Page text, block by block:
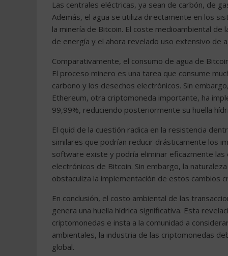
Las centrales eléctricas, ya sean de carbón, de
Además, el agua se utiliza directamente en los
la minería de Bitcoin. El coste medioambiental
de energía y el ahora revelado uso extensivo de
Comparativamente, el consumo de agua de
El proceso minero es una tarea que consume
carbono y los desechos electrónicos. Sin
Ethereum, otra criptomoneda importante, ha
99,99%, reduciendo posteriormente su huella
El quid de la cuestión radica en la resistencia
similares que podrían reducir drásticamente los
software existe y podría eliminar eficazmente las
electrónicos de Bitcoin. Sin embargo, la
obstaculiza la implementación de estos cambios
En conclusión, el costo ambiental de las
genera una huella hídrica significativa. Esta
criptomonedas e insta a la comunidad a
ambientales, la industria de las criptomonedas
global.